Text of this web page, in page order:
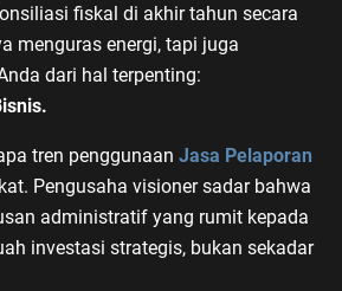
fiskal di akhir tahun secara
menguras energi, tapi juga
dari hal terpenting:
tren penggunaan Jasa Pelaporan
Pengusaha visioner sadar bahwa
administratif yang rumit kepada
investasi strategis, bukan sekadar